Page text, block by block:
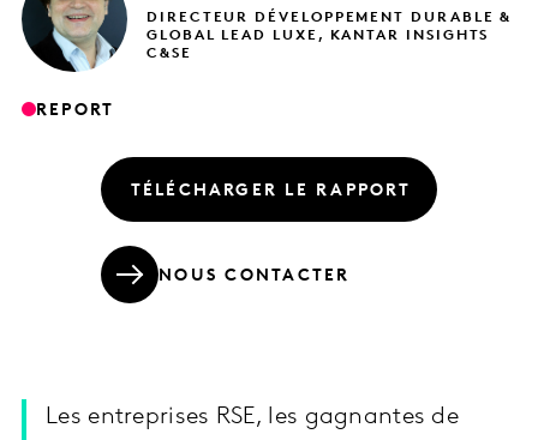
DIRECTEUR DÉVELOPPEMENT DURABLE &
GLOBAL LEAD LUXE, KANTAR INSIGHTS
C&SE
REPORT
TÉLÉCHARGER LE RAPPORT
NOUS CONTACTER
Les entreprises RSE, les gagnantes de